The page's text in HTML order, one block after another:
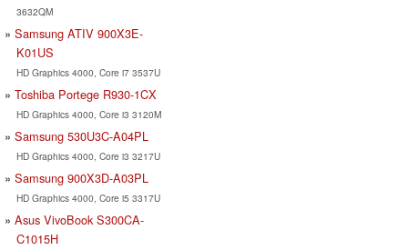
3632QM
Samsung ATIV 900X3E-
K01US
HD Graphics 4000, Core i7 3537U
Toshiba Portege R930-1CX
HD Graphics 4000, Core i3 3120M
Samsung 530U3C-A04PL
HD Graphics 4000, Core i3 3217U
Samsung 900X3D-A03PL
HD Graphics 4000, Core i5 3317U
Asus VivoBook S300CA-
C1015H